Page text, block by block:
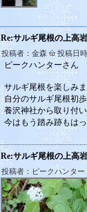
Re:サルギ尾根の上高
投稿者：金森 投稿日
ピークハンターさん
サルギ尾根を楽しみ
自分のサルギ尾根初
養沢神社から取り付
今はもう踏み跡もは
Re:サルギ尾根の上高
投稿者：ピークハンタ